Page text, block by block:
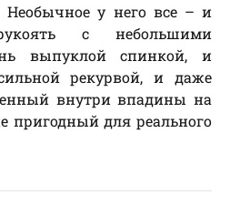
Необычное у него все – и
рукоять с небольшими
выпуклой спинкой, и
рекурвой, и даже
внутри впадины на
пригодный для реального